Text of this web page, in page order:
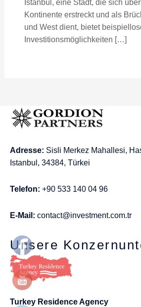
Istanbul, eine Stadt, die sich
Kontinente erstreckt und als
und West dient, bietet
Investitionsmöglichkeiten […]
Adresse: Sisli Merkez Mahallesi,
Istanbul, 34384, Türkei
Telefon: +90 533 140 04 96
E-Mail: contact@investment.com.tr
Unsere
Turkey Residence Agency